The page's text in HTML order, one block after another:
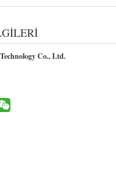
Co., Ltd.